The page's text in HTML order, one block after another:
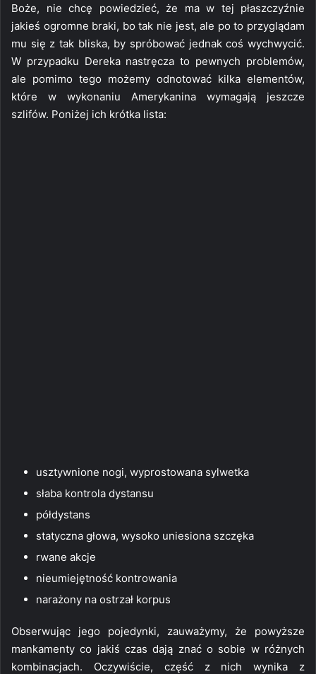
Boże, nie chcę powiedzieć, że ma w tej płaszczyźnie
jakieś ogromne braki, bo tak nie jest, ale po to przyglądam
mu się z tak bliska, by spróbować jednak coś wychwycić.
W przypadku Dereka nastręcza to pewnych problemów,
ale pomimo tego możemy odnotować kilka elementów,
które w wykonaniu Amerykanina wymagają jeszcze
szlifów. Poniżej ich krótka lista:
usztywnione nogi, wyprostowana sylwetka
słaba kontrola dystansu
półdystans
statyczna głowa, wysoko uniesiona szczęka
rwane akcje
nieumiejętność kontrowania
narażony na ostrzał korpus
Obserwując jego pojedynki, zauważymy, że powyższe
mankamenty co jakiś czas dają znać o sobie w różnych
kombinacjach. Oczywiście, część z nich wynika z